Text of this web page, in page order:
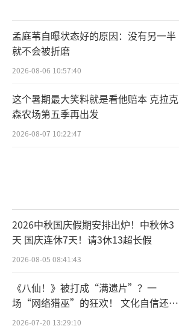
孟庭苇自曝状态好的原因：没有另一半
就不会被折磨
2026-08-06 10:57:40
这个暑期最大笑料就是看他赔本 克拉克
森农场第五季再出发
2026-08-07 10:22:47
2026中秋国庆假期安排出炉！中秋休3
天 国庆连休7天！请3休13超长假
2026-08-05 08:41:43
《八仙！》被打成“满遗片”？一
场“网络猎巫”的狂欢！ 文化自信还是
焦虑？
2026-07-20 13:29:10